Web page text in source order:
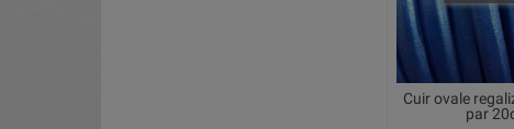
Cuir ovale
par